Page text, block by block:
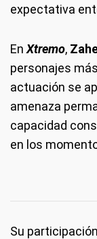
expectativa
En Xtremo,
personajes
actuación se
amenaza
capacidad
en los
Su